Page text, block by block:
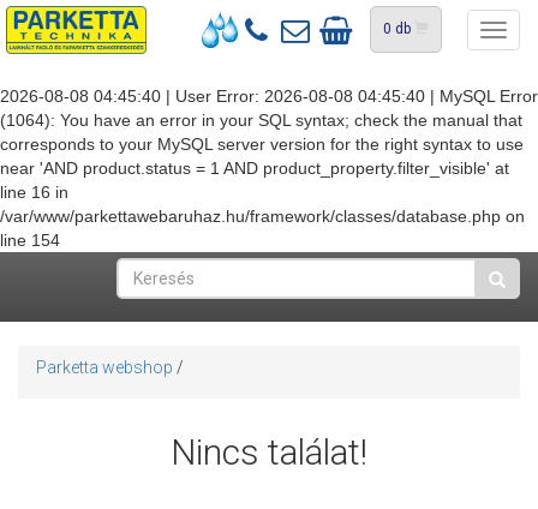
2026-08-08 04:45:40 | User Error: 2026-08-08 04:45:40 | MySQL Error
(1064): You have an error in your SQL syntax; check the manual that
corresponds to your MySQL server version for the right syntax to use
near 'AND product.status = 1 AND product_property.filter_visible' at
line 16 in
/var/www/parkettawebaruhaz.hu/framework/classes/database.php on
line 154
0 db
Parketta webshop /
Nincs találat!